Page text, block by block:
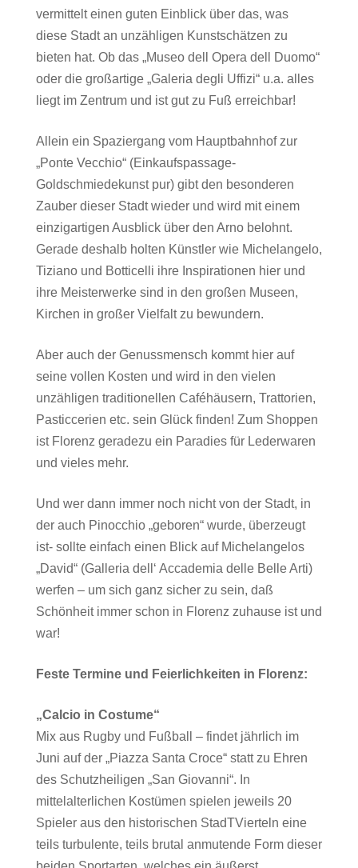
vermittelt einen guten Einblick über das, was
diese Stadt an unzähligen Kunstschätzen zu
bieten hat. Ob das „Museo dell Opera dell Duomo“
oder die großartige „Galeria degli Uffizi“ u.a. alles
liegt im Zentrum und ist gut zu Fuß erreichbar!
Allein ein Spaziergang vom Hauptbahnhof zur
„Ponte Vecchio“ (Einkaufspassage-
Goldschmiedekunst pur) gibt den besonderen
Zauber dieser Stadt wieder und wird mit einem
einzigartigen Ausblick über den Arno belohnt.
Gerade deshalb holten Künstler wie Michelangelo,
Tiziano und Botticelli ihre Inspirationen hier und
ihre Meisterwerke sind in den großen Museen,
Kirchen in großer Vielfalt zu bewundern.
Aber auch der Genussmensch kommt hier auf
seine vollen Kosten und wird in den vielen
unzähligen traditionellen Caféhäusern, Trattorien,
Pasticcerien etc. sein Glück finden! Zum Shoppen
ist Florenz geradezu ein Paradies für Lederwaren
und vieles mehr.
Und wer dann immer noch nicht von der Stadt, in
der auch Pinocchio „geboren“ wurde, überzeugt
ist- sollte einfach einen Blick auf Michelangelos
„David“ (Galleria dell‘ Accademia delle Belle Arti)
werfen – um sich ganz sicher zu sein, daß
Schönheit immer schon in Florenz zuhause ist und
war!
Feste Termine und Feierlichkeiten in Florenz:
„Calcio in Costume“
Mix aus Rugby und Fußball – findet jährlich im
Juni auf der „Piazza Santa Croce“ statt zu Ehren
des Schutzheiligen „San Giovanni“. In
mittelalterlichen Kostümen spielen jeweils 20
Spieler aus den historischen StadTVierteln eine
teils turbulente, teils brutal anmutende Form dieser